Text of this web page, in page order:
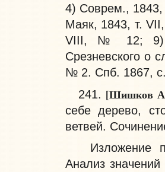
4) Соврем.,
Маяк, 1843, т.
VIII, № 12; 9)
Срезневского о
№ 2. Спб. 1867,
241. [Шишков
себе дерево,
ветвей.
Изложение
Анализ